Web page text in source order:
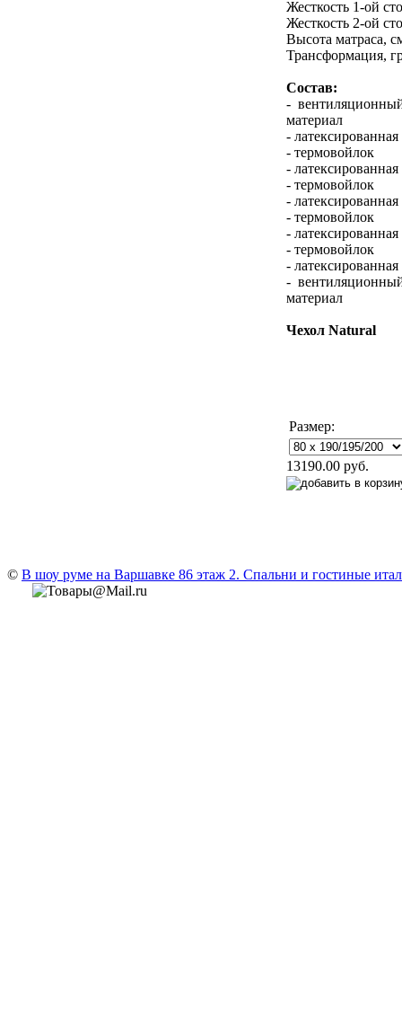
Жесткость 1-ой
Жесткость 2-ой
Высота матраса,
Трансформация,
Состав:
-
материал
-
- термовойлок
-
- термовойлок
-
- термовойлок
-
- термовойлок
-
-
материал
Чехол Natural
Размер:
13190.00 руб.
© В шоу руме на Варшавке 86 этаж 2. Cпальни и гостиные